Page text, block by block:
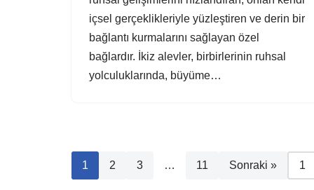
içsel gerçeklikleriyle yüzleştiren ve derin bir
bağlantı kurmalarını sağlayan özel
bağlardır. İkiz alevler, birbirlerinin ruhsal
yolculuklarında, büyüme…
1 2 3 … 11 Sonraki »